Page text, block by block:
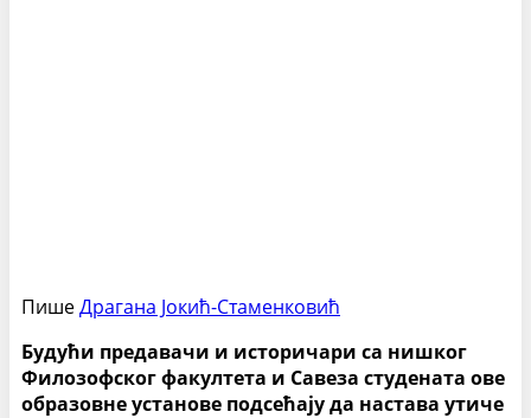
ПишеДрагана Јокић-Стаменковић
Будући предавачи и историчари са нишког
Филозофског факултета и Савеза студената ове
образовне установе подсећају да настава утиче